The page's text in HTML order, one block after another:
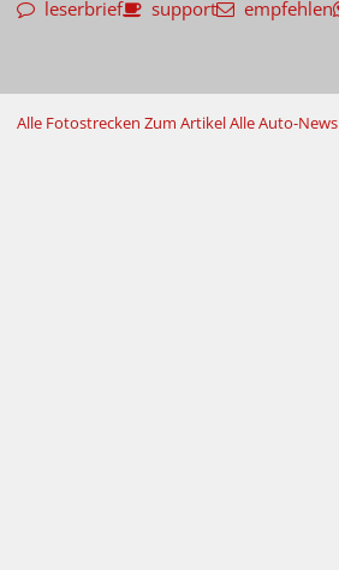
leserbrief support empfehlen
Alle Fotostrecken Zum ArtikelAlle Auto-News